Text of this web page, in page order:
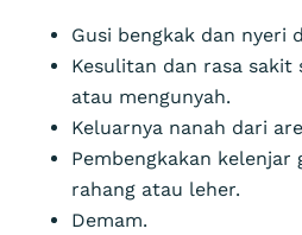
Gusi bengkak dan nyeri
Kesulitan dan rasa
atau mengunyah.
Keluarnya nanah dari
Pembengkakan kelenjar
rahang atau leher.
Demam.